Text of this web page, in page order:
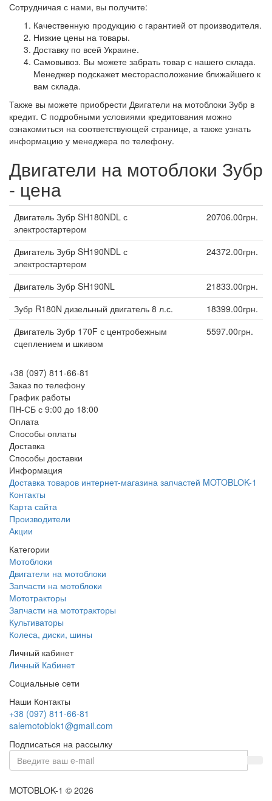
Сотрудничая с нами, вы получите:
Качественную продукцию с гарантией от производителя.
Низкие цены на товары.
Доставку по всей Украине.
Самовывоз. Вы можете забрать товар с нашего склада.
Менеджер подскажет месторасположение ближайшего к
вам склада.
Также вы можете приобрести Двигатели на мотоблоки Зубр в
кредит. С подробными условиями кредитования можно
ознакомиться на соответствующей странице, а также узнать
информацию у менеджера по телефону.
Двигатели на мотоблоки Зубр
- цена
Двигатель Зубр SH180NDL с
электростартером
20706.00грн.
Двигатель Зубр SH190NDL с
электростартером
24372.00грн.
Двигатель Зубр SH190NL
21833.00грн.
Зубр R180N дизельный двигатель 8 л.с.
18399.00грн.
Двигатель Зубр 170F с центробежным
сцеплением и шкивом
5597.00грн.
+38 (097) 811-66-81
Заказ по телефону
График работы
ПН-СБ с 9:00 до 18:00
Оплата
Способы оплаты
Доставка
Способы доставки
Информация
Доставка товаров интернет-магазина запчастей MOTOBLOK-1
Контакты
Карта сайта
Производители
Акции
Категории
Мотоблоки
Двигатели на мотоблоки
Запчасти на мотоблоки
Мототракторы
Запчасти на мототракторы
Культиваторы
Колеса, диски, шины
Личный кабинет
Личный Кабинет
Социальные сети
Наши Контакты
+38 (097) 811-66-81
salemotoblok1@gmail.com
Подписаться на рассылку
MOTOBLOK-1 © 2026